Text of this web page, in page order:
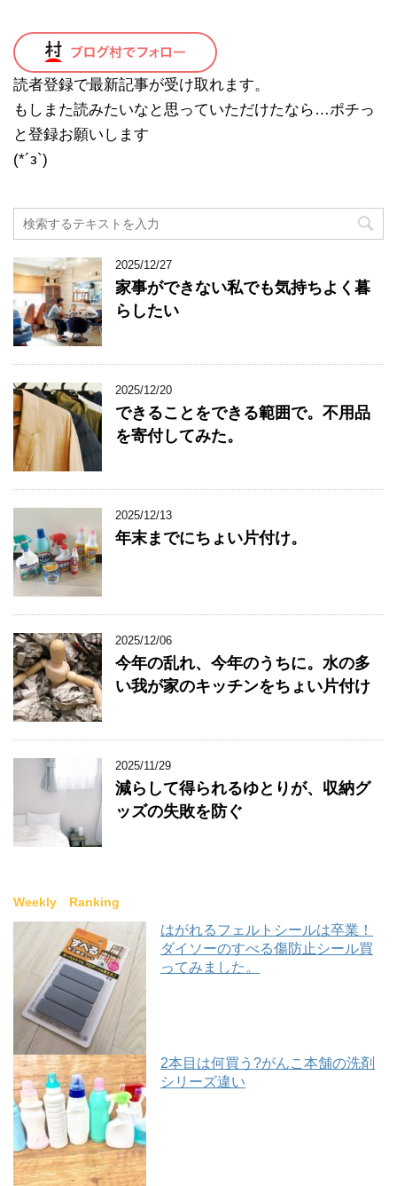
読者登録で最新記事が受け取れます。
もしまた読みたいなと思っていただけたなら…ポチっ
と登録お願いします
(*´з`)
2025/12/27
家事ができない私でも気持ちよく暮
らしたい
2025/12/20
できることをできる範囲で。不用品
を寄付してみた。
2025/12/13
年末までにちょい片付け。
2025/12/06
今年の乱れ、今年のうちに。水の多
い我が家のキッチンをちょい片付け
2025/11/29
減らして得られるゆとりが、収納グ
ッズの失敗を防ぐ
Weekly Ranking
はがれるフェルトシールは卒業！
ダイソーのすべる傷防止シール買
ってみました。
2本目は何買う?がんこ本舗の洗剤
シリーズ違い